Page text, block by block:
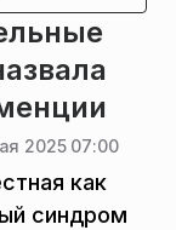
2025 07:00
как
синдром